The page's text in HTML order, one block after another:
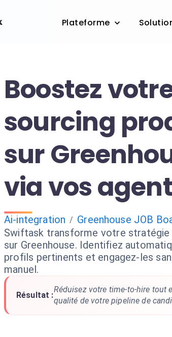
Plateforme
Boostez
sourcing
sur
via vos
Ai-integration / Greenhouse JOB
Swiftask transforme votre stratégie
sur Greenhouse. Identifiez
profils pertinents et engagez-les
manuel.
Résultat :
Réduisez votre time-to-hire tout
qualité de votre pipeline de